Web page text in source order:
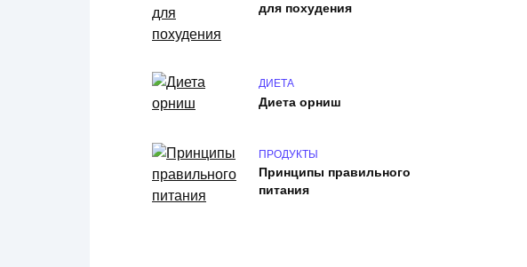
для похудения
ДИЕТА
Диета орниш
ПРОДУКТЫ
Принципы правильного
питания